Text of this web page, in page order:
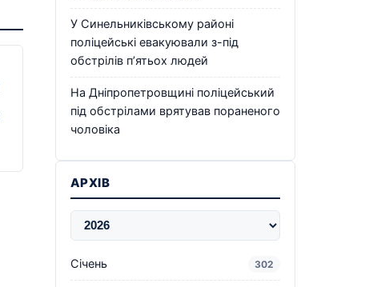
У Синельниківському районі
поліцейські евакуювали з-під
обстрілів п’ятьох людей
На Дніпропетровщині поліцейський
під обстрілами врятував пораненого
чоловіка
АРХІВ
Січень 302